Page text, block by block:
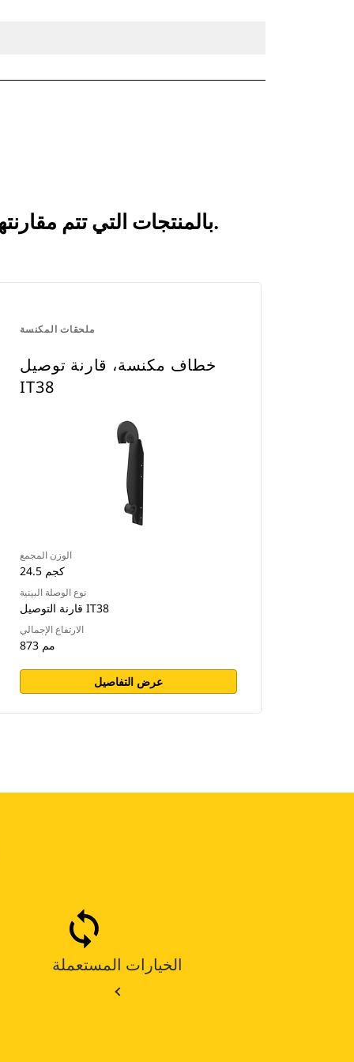
انظر كيف يقارن خطاف مكنسة، قارنة توصيل FUSION™‎ بالمنتجات التي تتم مقارنتها بشكل متكرر.
ملحقات المكنسة
خطاف مكنسة، قارنة توصيل
IT38
الوزن المجمع
24.5 كجم
نوع الوصلة البينية
قارنة التوصيل IT38
الارتفاع الإجمالي
873 مم
عرض التفاصيل
الخيارات المستعملة